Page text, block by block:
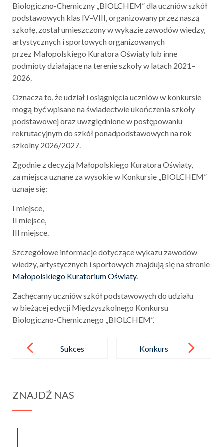
Biologiczno-Chemiczny „BIOLCHEM” dla uczniów szkół
podstawowych klas IV–VIII, organizowany przez naszą
szkołę, został umieszczony w wykazie zawodów wiedzy,
artystycznych i sportowych organizowanych
przez Małopolskiego Kuratora Oświaty lub inne
podmioty działające na terenie szkoły w latach 2021–
2026.
Oznacza to, że udział i osiągnięcia uczniów w konkursie
mogą być wpisane na świadectwie ukończenia szkoły
podstawowej oraz uwzględnione w postępowaniu
rekrutacyjnym do szkół ponadpodstawowych na rok
szkolny 2026/2027.
Zgodnie z decyzją Małopolskiego Kuratora Oświaty,
za miejsca uznane za wysokie w Konkursie „BIOLCHEM”
uznaje się:
I miejsce,
II miejsce,
III miejsce.
Szczegółowe informacje dotyczące wykazu zawodów
wiedzy, artystycznych i sportowych znajdują się na stronie
Małopolskiego Kuratorium Oświaty.
Zachęcamy uczniów szkół podstawowych do udziału
w bieżącej edycji Międzyszkolnego Konkursu
Biologiczno-Chemicznego „BIOLCHEM”.
navigation
Sukces
w Międzyszk
Konkurs
ZNAJDŹ NAS